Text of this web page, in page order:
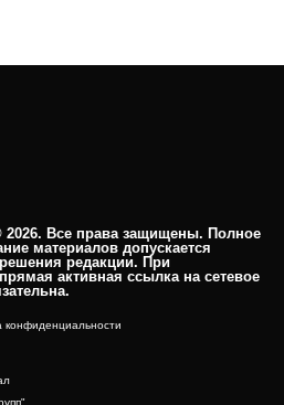
Все права защищены. Полное
материалов допускается
редакции. При
активная ссылка на сетевое
конфиденциальности